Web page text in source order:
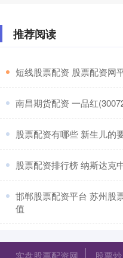
推荐阅读
短线股票配资 股票配资网
南昌期货配资 一品红
股票配资有哪些 新生儿的
股票配资排行榜 纳斯达克
邯郸股票配资平台 苏州股
值
实盘股票配资网 股票